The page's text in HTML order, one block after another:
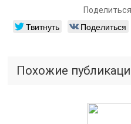
Твитнуть Поделиться
Похожие